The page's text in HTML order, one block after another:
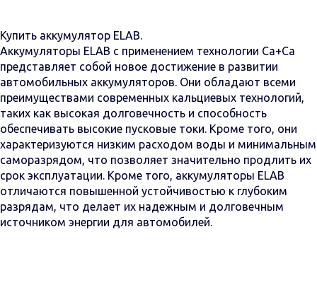
Купить аккумулятор ELAB.
Аккумуляторы ELAB с применением технологии Са+Са
представляет собой новое достижение в развитии
автомобильных аккумуляторов. Они обладают всеми
преимуществами современных кальциевых технологий,
таких как высокая долговечность и способность
обеспечивать высокие пусковые токи. Кроме того, они
характеризуются низким расходом воды и минимальным
саморазрядом, что позволяет значительно продлить их
срок эксплуатации. Кроме того, аккумуляторы ELAB
отличаются повышенной устойчивостью к глубоким
разрядам, что делает их надежным и долговечным
источником энергии для автомобилей.